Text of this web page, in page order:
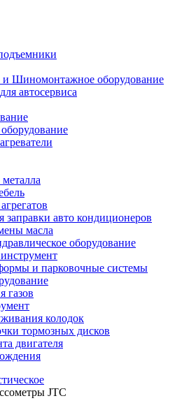
и Шиномонтажное оборудование
автосервиса
заправки авто кондиционеров
масла
оборудование
и парковочные системы
газов
колодок
тормозных дисков
двигателя
JTC